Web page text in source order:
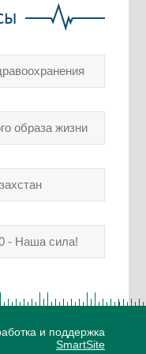
образа жизни
- Наша сила!
и поддержка
SmartSite